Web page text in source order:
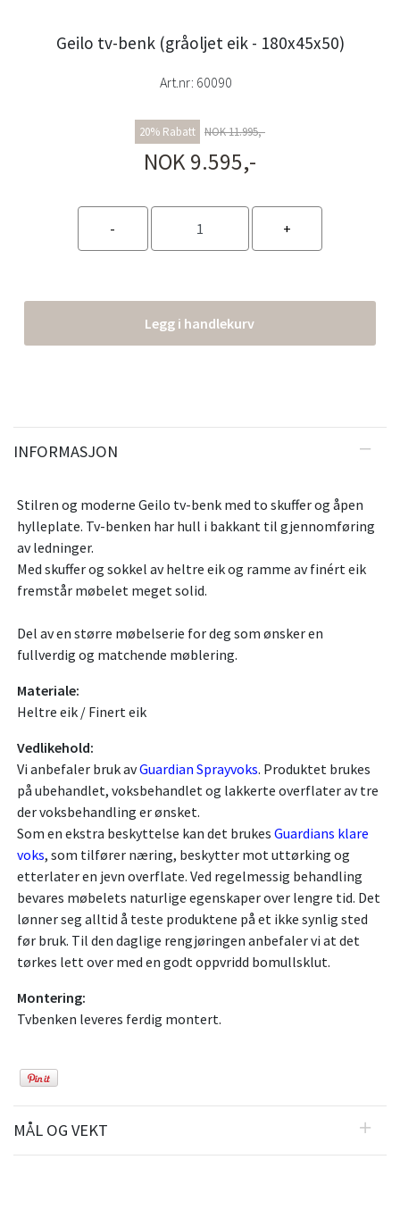
Geilo tv-benk (gråoljet eik - 180x45x50)
Art.nr: 60090
20% Rabatt NOK 11.995,-
NOK 9.595,-
Legg i handlekurv
INFORMASJON
Stilren og moderne Geilo tv-benk med to skuffer og åpen
hylleplate. Tv-benken har hull i bakkant til gjennomføring
av ledninger.
Med skuffer og sokkel av heltre eik og ramme av finért eik
fremstår møbelet meget solid.
Del av en større møbelserie for deg som ønsker en
fullverdig og matchende møblering.
Materiale:
Heltre eik / Finert eik
Vedlikehold:
Vi anbefaler bruk avGuardian Sprayvoks. Produktet brukes
på ubehandlet, voksbehandlet og lakkerte overflater av tre
der voksbehandling er ønsket.
Som en ekstra beskyttelse kan det brukes Guardians klare
voks, som tilfører næring, beskytter mot uttørking og
etterlater en jevn overflate. Ved regelmessig behandling
bevares møbelets naturlige egenskaper over lengre tid. Det
lønner seg alltid å teste produktene på et ikke synlig sted
før bruk. Til den daglige rengjøringen anbefaler vi at det
tørkes lett over med en godt oppvridd bomullsklut.
Montering:
Tvbenken leveres ferdig montert.
MÅL OG VEKT